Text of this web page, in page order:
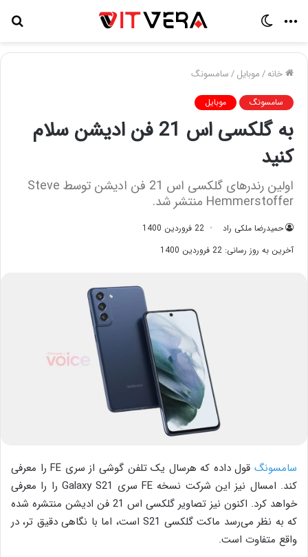
منو
خانه/موبایل/سامسونگ
سامسونگ موبایل
به گلکسی اس 21 فن ادیشن سلام
کنید
اولین رندرهای گلکسی اس 21 فن ادیشن توسط Steve
Hemmerstoffer منتشر شد.
حمیدرضا ملکی راد
22 فروردین 1400
آخرین به روز رسانی: 22 فروردین 1400
سامسونگ
قول داده که هرسال یک تلفن گوشی از سری FE را معرفی
کند. امسال نیز این شرکت نسخه FE سری Galaxy S21 را را معرفی
خواهد کرد. اکنون نیز تصاویر گلکسی اس 21 فن ادیشن منتشره شده
که به نظر می‌رسد ماکت گلکسی S21 است، اما با نگاهی دقیق تر، در
واقع متفاوت است.